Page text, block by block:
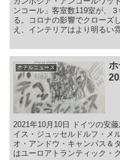
ンコール」客室数119室が、
る。コロナの影響でクローズ
え、インテリアはより明るい
ホテルニュース
ホ
2021年10月10日 ドイツの安
イス・ジュッセルドルフ・メ
オ・アンドウ・キャンパス
はユーロアトランティック・